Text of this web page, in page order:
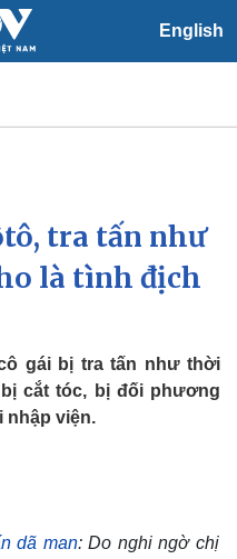
English
Tin 24h
Dự báo thời tiết
Giáo dục
Biển đảo
tra tấn như
là tình địch
gái bị tra tấn như thời
cắt tóc, bị đối phương
nhập viện.
dã man: Do nghi ngờ chị